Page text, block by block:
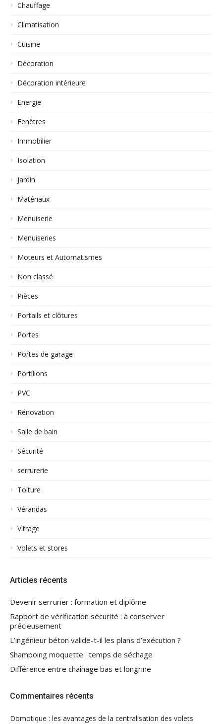
Chauffage
Climatisation
Cuisine
Décoration
Décoration intérieure
Energie
Fenêtres
Immobilier
Isolation
Jardin
Matériaux
Menuiserie
Menuiseries
Moteurs et Automatismes
Non classé
Pièces
Portails et clôtures
Portes
Portes de garage
Portillons
PVC
Rénovation
Salle de bain
Sécurité
serrurerie
Toiture
Vérandas
Vitrage
Volets et stores
Articles récents
Devenir serrurier : formation et diplôme
Rapport de vérification sécurité : à conserver
précieusement
L’ingénieur béton valide-t-il les plans d’exécution ?
Shampoing moquette : temps de séchage
Différence entre chaînage bas et longrine
Commentaires récents
Domotique : les avantages de la centralisation des volets